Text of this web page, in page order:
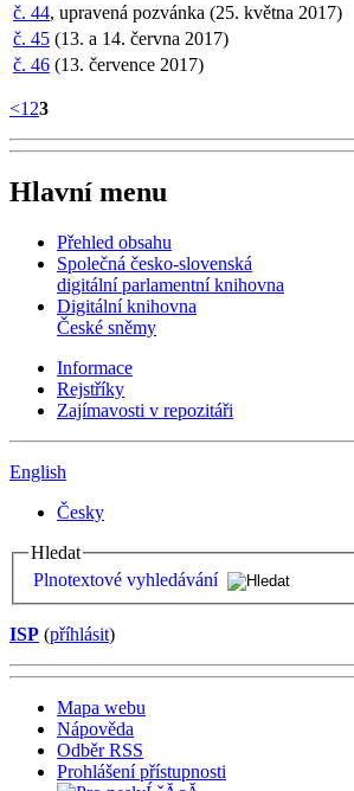
č. 44, upravená pozvánka (25. května 2017)
č. 45 (13. a 14. června 2017)
č. 46 (13. července 2017)
<1 23
Hlavní menu
Přehled obsahu
Společná česko-slovenská
digitální parlamentní knihovna
Digitální knihovna
České sněmy
Informace
Rejstříky
Zajímavosti v repozitáři
English
Česky
Hledat
Plnotextové vyhledávání
ISP (příhlásit)
Mapa webu
Nápověda
Odběr RSS
Prohlášení přístupnosti